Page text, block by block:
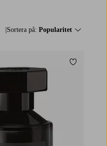
Sortera på: Popularitet
Lägg till i